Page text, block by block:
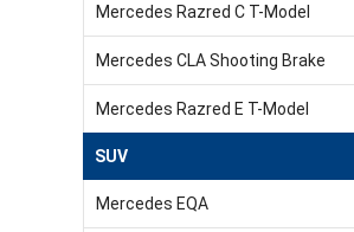
Mercedes Razred C T-Model
Mercedes CLA Shooting Brake
Mercedes Razred E T-Model
SUV
Mercedes EQA